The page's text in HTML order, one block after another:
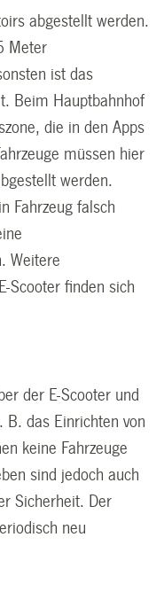
abgestellt werden.
Meter
ist das
Beim Hauptbahnhof
die in den Apps
müssen hier
werden.
Fahrzeug falsch
Weitere
Scooter finden sich
der E-Scooter und
B. das Einrichten von
keine Fahrzeuge
sind jedoch auch
Sicherheit. Der
neu